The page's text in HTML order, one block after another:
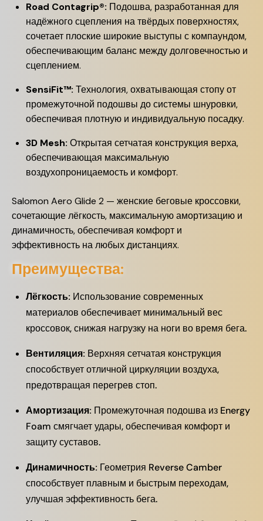
Road Contagrip®: Подошва, разработанная для
надёжного сцепления на твёрдых поверхностях,
сочетает плоские широкие выступы с компаундом,
обеспечивающим баланс между долговечностью и
сцеплением.
SensiFit™: Технология, охватывающая стопу от
промежуточной подошвы до системы шнуровки,
обеспечивая плотную и индивидуальную посадку.
3D Mesh: Открытая сетчатая конструкция верха,
обеспечивающая максимальную
воздухопроницаемость и комфорт.
Salomon Aero Glide 2 — женские беговые кроссовки,
сочетающие лёгкость, максимальную амортизацию и
динамичность, обеспечивая комфорт и
эффективность на любых дистанциях.
Преимущества:
Лёгкость: Использование современных
материалов обеспечивает минимальный вес
кроссовок, снижая нагрузку на ноги во время бега.
Вентиляция: Верхняя сетчатая конструкция
способствует отличной циркуляции воздуха,
предотвращая перегрев стоп.
Амортизация: Промежуточная подошва из Energy
Foam смягчает удары, обеспечивая комфорт и
защиту суставов.
Динамичность: Геометрия Reverse Camber
способствует плавным и быстрым переходам,
улучшая эффективность бега.